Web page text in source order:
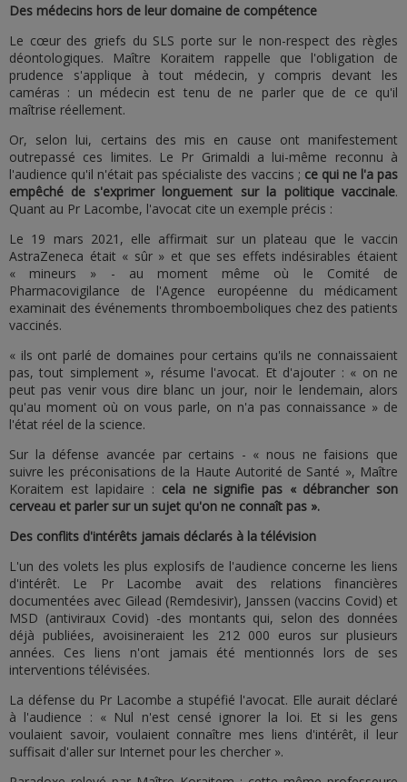
Des médecins hors de leur domaine de compétence
Le cœur des griefs du SLS porte sur le non-respect des règles
déontologiques. Maître Koraitem rappelle que l'obligation de
prudence s'applique à tout médecin, y compris devant les
caméras : un médecin est tenu de ne parler que de ce qu'il
maîtrise réellement.
Or, selon lui, certains des mis en cause ont manifestement
outrepassé ces limites. Le Pr Grimaldi a lui-même reconnu à
l'audience qu'il n'était pas spécialiste des vaccins ; ce qui ne l'a pas
empêché de s'exprimer longuement sur la politique vaccinale.
Quant au Pr Lacombe, l'avocat cite un exemple précis :
Le 19 mars 2021, elle affirmait sur un plateau que le vaccin
AstraZeneca était « sûr » et que ses effets indésirables étaient
« mineurs » - au moment même où le Comité de
Pharmacovigilance de l'Agence européenne du médicament
examinait des événements thromboemboliques chez des patients
vaccinés.
« ils ont parlé de domaines pour certains qu'ils ne connaissaient
pas, tout simplement », résume l'avocat. Et d'ajouter : « on ne
peut pas venir vous dire blanc un jour, noir le lendemain, alors
qu'au moment où on vous parle, on n'a pas connaissance » de
l'état réel de la science.
Sur la défense avancée par certains - « nous ne faisions que
suivre les préconisations de la Haute Autorité de Santé », Maître
Koraitem est lapidaire : cela ne signifie pas « débrancher son
cerveau et parler sur un sujet qu'on ne connaît pas ».
Des conflits d'intérêts jamais déclarés à la télévision
L'un des volets les plus explosifs de l'audience concerne les liens
d'intérêt. Le Pr Lacombe avait des relations financières
documentées avec Gilead (Remdesivir), Janssen (vaccins Covid) et
MSD (antiviraux Covid) -des montants qui, selon des données
déjà publiées, avoisineraient les 212 000 euros sur plusieurs
années. Ces liens n'ont jamais été mentionnés lors de ses
interventions télévisées.
La défense du Pr Lacombe a stupéfié l'avocat. Elle aurait déclaré
à l'audience : « Nul n'est censé ignorer la loi. Et si les gens
voulaient savoir, voulaient connaître mes liens d'intérêt, il leur
suffisait d'aller sur Internet pour les chercher ».